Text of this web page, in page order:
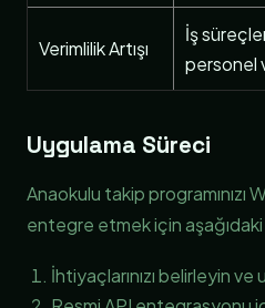
Verimlilik Artışı
İş
personel
Uygulama Süreci
Anaokulu takip programınızı
entegre etmek için aşağıdaki
İhtiyaçlarınızı belirleyin